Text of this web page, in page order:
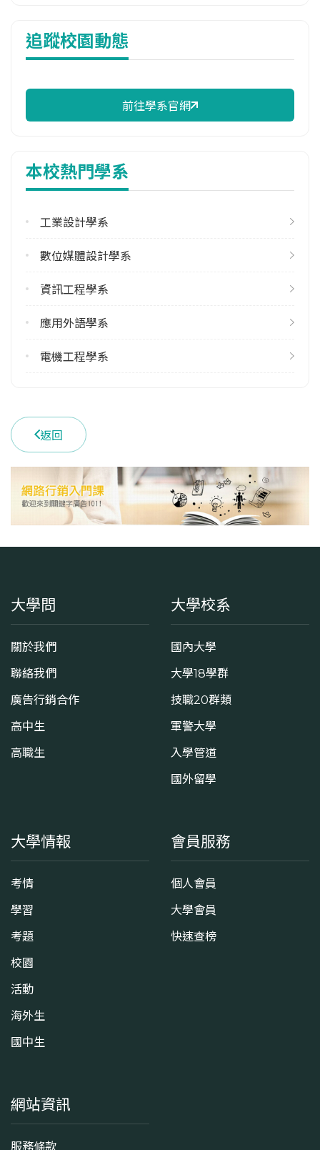
13,770 元/學期
114年註冊率
113學年度上學期
113學年度下學期
11
學系電話
臺北市中山區中山北路三段40號
追蹤校園動態
前往學系官網
本校熱門學系
工業設計學系
數位媒體設計學系
資訊工程學系
應用外語學系
電機工程學系
返回
大學問
關於我們
聯絡我們
廣告行銷合作
高中生
高職生
大學校系
國內大學
大學18學群
技職20群類
軍警大學
入學管道
國外留學
大學情報
考情
學習
考題
校園
活動
海外生
國中生
會員服務
個人會員
大學會員
快速查榜
網站資訊
服務條款